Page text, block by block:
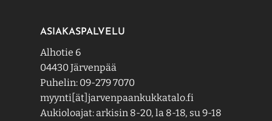
ASIAKASPALVELU
Alhotie 6
04430 Järvenpää
Puhelin: 09-279 7070
myynti[ät]jarvenpaankukkatalo.fi
Aukioloajat: arkisin 8-20, la 8-18, su 9-18